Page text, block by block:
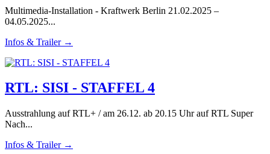
Multimedia-Installation - Kraftwerk Berlin 21.02.2025 –
04.05.2025...
Infos & Trailer →
RTL: SISI - STAFFEL 4
Ausstrahlung auf RTL+ / am 26.12. ab 20.15 Uhr auf RTL Super
Nach...
Infos & Trailer →